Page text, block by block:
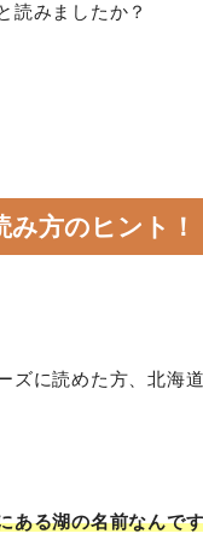
読みましたか？
み方のヒント！
ズに読めた方、北海
ある湖の名前なんで